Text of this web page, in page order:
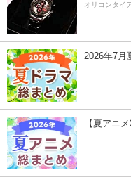
オリコンタイ
2026年7月
【夏アニ